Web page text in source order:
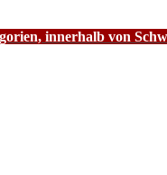
innerhalb von